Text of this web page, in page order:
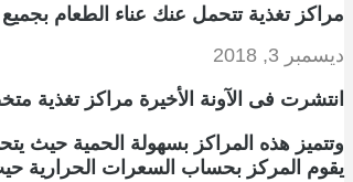
مراكز تغذية تتحمل عنك عناء الطعام
ديسمبر 3, 2018
انتشرت فى الآونة الأخيرة مراكز تغذية
وتتميز هذه المراكز بسهولة الحمية حيث
يقوم المركز بحساب السعرات الحرارية